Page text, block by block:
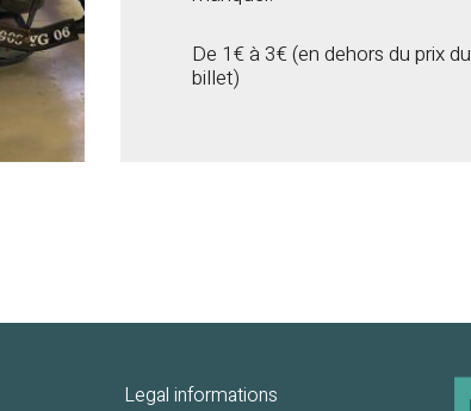
De 1€ à 3€ (en dehors du prix du
billet)
Legal informations